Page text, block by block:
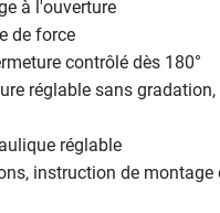
à l'ouverture
de force
contrôlé dès 180°
réglable sans gradation,
réglable
instruction de montage